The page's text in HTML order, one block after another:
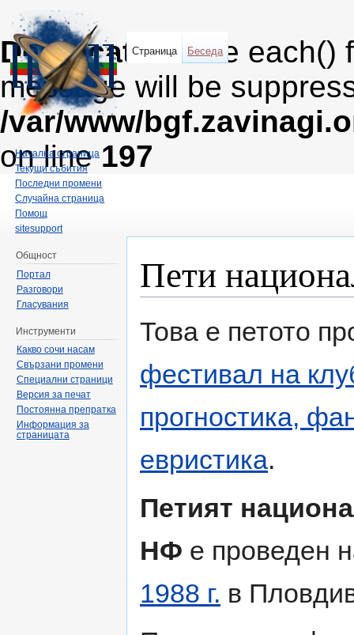
Deprecated: The each()
message will be
/var/www/
on line197
Пети
Това е петото
фестивал на
прогностика,
евристика.
Петият
НФ е проведен
1988 г. в
Страница Беседа
Начална страница
Текущи събития
Последни промени
Случайна страница
Помощ
sitesupport
Общност
Портал
Разговори
Гласувания
Инструменти
Какво сочи насам
Свързани промени
Специални страници
Версия за печат
Постоянна препратка
Информация за
страницата